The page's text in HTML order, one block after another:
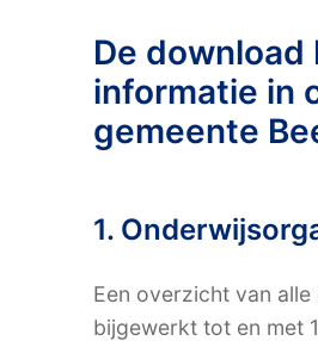
De
informatie in
gemeente
1.
Een overzicht van
bijgewerkt tot en met